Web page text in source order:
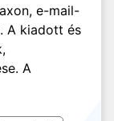
e-mail-
A kiadott és
A